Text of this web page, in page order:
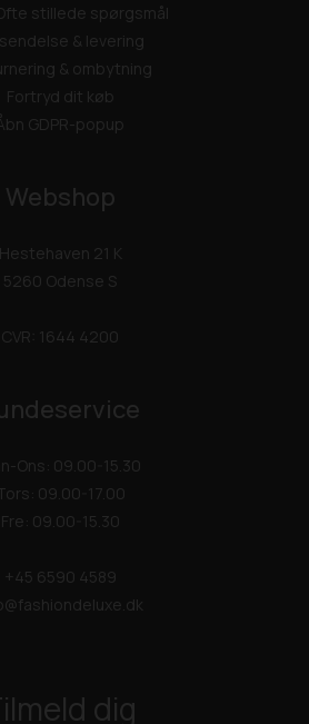
stillede spørgsmål
& levering
& ombytning
Fortryd dit køb
GDPR-popup
Webshop
Hestehaven 21 K
5260 Odense S
CVR: 1644 4200
Ons: 09.00-15.30
09.00-17.00
Fre: 09.00-15.30
+45 6590 4589
dig